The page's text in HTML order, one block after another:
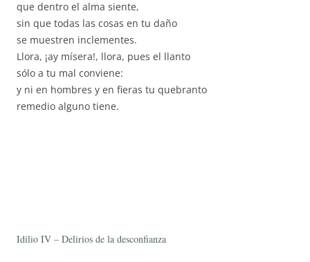
que dentro el alma siente,
sin que todas las cosas en tu daño
se muestren inclementes.
Llora, ¡ay mísera!, llora, pues el llanto
sólo a tu mal conviene:
y ni en hombres y en fieras tu quebranto
remedio alguno tiene.
Idilio IV – Delirios de la desconfianza